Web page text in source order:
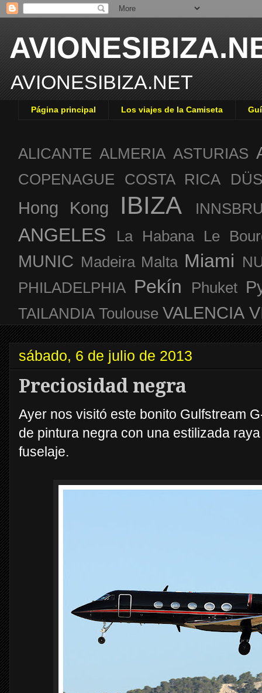
AVIONESIBIZA.NET
Página principal Los viajes de la Camiseta
ALICANTE ALMERIA ASTURIAS
COPENAGUE COSTA RICA
Hong Kong IBIZA
ANGELES La Habana Le
MUNIC Madeira Malta Miami
PHILADELPHIA Pekín Phuket
TAILANDIA Toulouse VALENCIA
sábado, 6 de julio de 2013
Preciosidad negra
Ayer nos visitó este bonito Gulfstream
de pintura negra con una estilizada
fuselaje.